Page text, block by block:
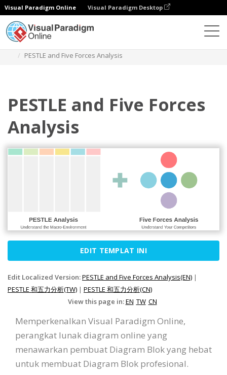
Visual Paradigm Online Visual Paradigm Desktop
PESTLE and Five Forces Analysis
PESTLE and Five Forces
Analysis
EDIT TEMPLAT INI
Edit Localized Version:PESTLE and Five Forces Analysis(EN) |
PESTLE 和五力分析(TW) | PESTLE 和五力分析(CN)
View this page in:EN TW CN
Memperkenalkan Visual Paradigm Online,
perangkat lunak diagram online yang
menawarkan pembuat Diagram Blok yang hebat
untuk membuat Diagram Blok profesional.